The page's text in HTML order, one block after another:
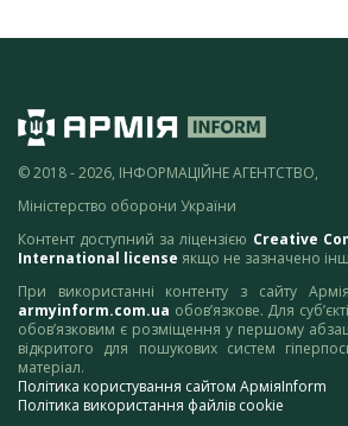
© 2018 - 2026, ІНФОРМАЦІЙНЕ АГЕНТСТВО,
Міністерство оборони України
Контент доступний за ліцензією Creative
International license якщо не зазначено
При використанні контенту з сайту
armyinform.com.ua обов’язкове. Для
обов’язковим є розміщення у першому
відкритого для пошукових систем
матеріал.
Політика користування сайтом АрміяInform
Політика використання файлів cookie